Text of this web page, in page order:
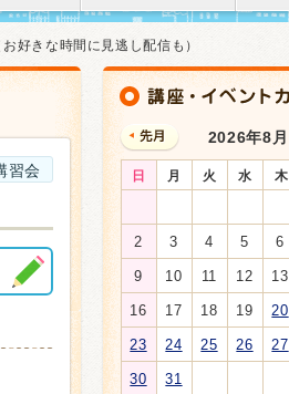
好きな時間に見逃し配信も）
習会
2026年8月
日 月 火 水 木
2 3 4 5 6
9 10 11 12 13
16 17 18 19 20
23 24 25 26 27
30 31